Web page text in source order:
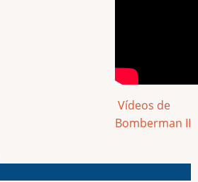
Vídeos de
Bomberman II